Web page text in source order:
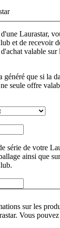
Laurastar,
et de recevoir
valable sur
généré que si la
seule offre
série de votre
ainsi que
sur les
Vous